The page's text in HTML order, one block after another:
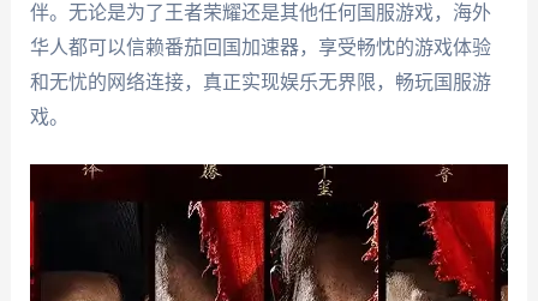
伴。无论是为了王者荣耀还是其他任何国服游戏，海外
华人都可以信赖番茄回国加速器，享受畅忱的游戏体验
和无忧的网络连接，真正实现娱乐无界限，畅玩国服游
戏。